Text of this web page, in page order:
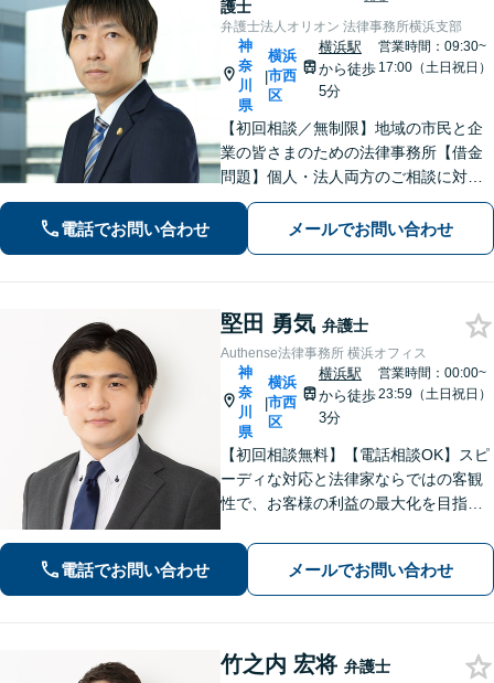
護士
弁護士法人オリオン 法律事務所横浜支部
神
奈
川
県
|
横浜
市西
区
横浜駅
から徒歩
5分
営業時間：09:30~
17:00（土日祝日）
【初回相談／無制限】地域の市民と企
業の皆さまのための法律事務所【借金
問題】個人・法人両方のご相談に対
応。セカンドオピニオンも歓迎【交通
事故】示談金額の無料診断サービスを
実施しています【夜間・休日面談】
電話でお問い合わせ メールでお問い合わせ
堅田 勇気 弁護士
Authense法律事務所 横浜オフィス
神
奈
川
県
|
横浜
市西
区
横浜駅
から徒歩
3分
営業時間：00:00~
23:59（土日祝日）
【初回相談無料】【電話相談OK】スピ
ーディな対応と法律家ならではの客観
性で、お客様の利益の最大化を目指し
複雑な相続案件の豊富な解決実績あり
【完全個室対応】【子連れ相談可】
電話でお問い合わせ メールでお問い合わせ
竹之内 宏将 弁護士